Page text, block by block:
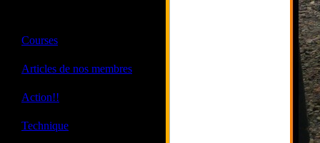
Courses
Articles de nos membres
Action!!
Technique